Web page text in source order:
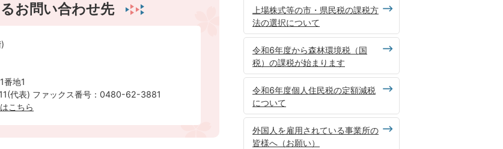
お問い合わせ先
番地1
代表) ファックス番号：0480-62-3881
こちら
上場株式等の市・県民税の課税方
法の選択について
令和6年度から森林環境税（国
税）の課税が始まります
令和6年度個人住民税の定額減税
について
外国人を雇用されている事業所の
皆様へ（お願い）